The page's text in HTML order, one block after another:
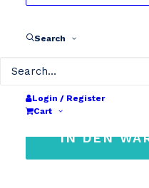
Search
Login / Register
Cart
lader
IN DEN